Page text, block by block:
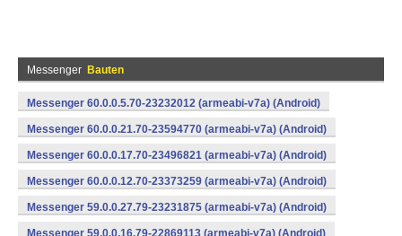
Messenger Bauten
Messenger 60.0.0.5.70-23232012 (armeabi-v7a) (Android)
Messenger 60.0.0.21.70-23594770 (armeabi-v7a) (Android)
Messenger 60.0.0.17.70-23496821 (armeabi-v7a) (Android)
Messenger 60.0.0.12.70-23373259 (armeabi-v7a) (Android)
Messenger 59.0.0.27.79-23231875 (armeabi-v7a) (Android)
Messenger 59.0.0.16.79-22869113 (armeabi-v7a) (Android)